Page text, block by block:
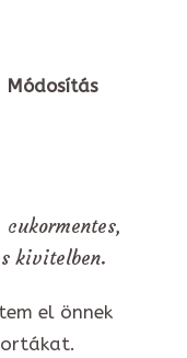
Módosítás
kivitelben.
el önnek